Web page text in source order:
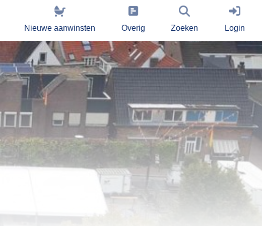
Nieuwe aanwinsten Overig Zoeken Login